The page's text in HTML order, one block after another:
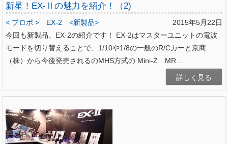
新星！EX-Ⅱの魅力を紹介！（2)
2015年5月22日
< プロポ > EX-2
<新製品>
今回も新製品、EX-2の紹介です！ EX-2はマスターユニットの電波
モードを切り替えることで、1/10や1/8の一般のR/Cカーと京商
（株）から今後発売されるのMHS方式の Mini-Z MR...
詳しく見る